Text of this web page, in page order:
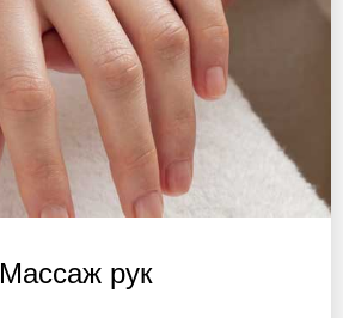
Массаж рук